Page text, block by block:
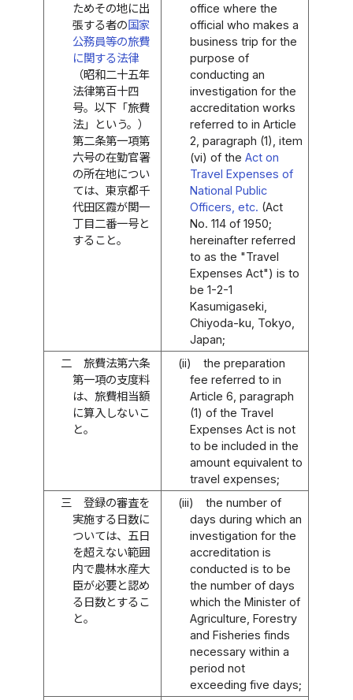
ためその地に出
張する者の国家
公務員等の旅費
に関する法律
（昭和二十五年
法律第百十四
号。以下「旅費
法」という。）
第二条第一項第
六号の在勤官署
の所在地につい
ては、東京都千
代田区霞が関一
丁目二番一号と
すること。
office where the
official who makes a
business trip for the
purpose of
conducting an
investigation for the
accreditation works
referred to in Article
2, paragraph (1), item
(vi) of the Act on
Travel Expenses of
National Public
Officers, etc. (Act
No. 114 of 1950;
hereinafter referred
to as the "Travel
Expenses Act") is to
be 1-2-1
Kasumigaseki,
Chiyoda-ku, Tokyo,
Japan;
二
旅費法第六条
第一項の支度料
は、旅費相当額
に算入しないこ
と。
(ii)
the preparation
fee referred to in
Article 6, paragraph
(1) of the Travel
Expenses Act is not
to be included in the
amount equivalent to
travel expenses;
三
登録の審査を
実施する日数に
ついては、五日
を超えない範囲
内で農林水産大
臣が必要と認め
る日数とするこ
と。
(iii)
the number of
days during which an
investigation for the
accreditation is
conducted is to be
the number of days
which the Minister of
Agriculture, Forestry
and Fisheries finds
necessary within a
period not
exceeding five days;